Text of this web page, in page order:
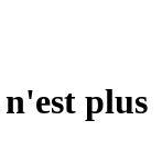
n'est plus